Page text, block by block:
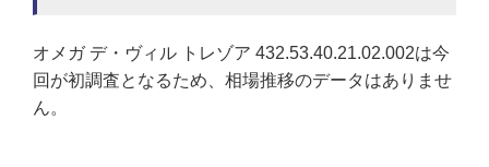
オメガ デ・ヴィル トレゾア 432.53.40.21.02.002は今
回が初調査となるため、相場推移のデータはありませ
ん。